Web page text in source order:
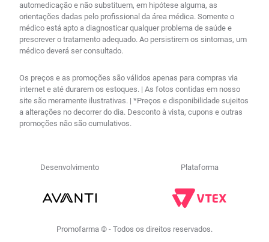
automedicação e não substituem, em hipótese alguma, as
orientações dadas pelo profissional da área médica. Somente o
médico está apto a diagnosticar qualquer problema de saúde e
prescrever o tratamento adequado. Ao persistirem os sintomas, um
médico deverá ser consultado.
Os preços e as promoções são válidos apenas para compras via
internet e até durarem os estoques. | As fotos contidas em nosso
site são meramente ilustrativas. | *Preços e disponibilidade sujeitos
a alterações no decorrer do dia. Desconto à vista, cupons e outras
promoções não são cumulativos.
Desenvolvimento Plataforma
Promofarma © - Todos os direitos reservados.